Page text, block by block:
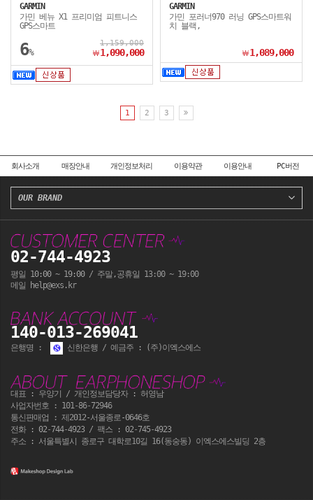
GARMIN
가민 베뉴 X1 프리미엄 피트니스
GPS스마트
6%
1,159,000
￦1,090,000
GARMIN
가민 포러너970 러닝 GPS스마트워
치 블랙,
￦1,089,000
1 2 3
회사소개 매장안내 개인정보처리 이용약관 이용안내 PC버전
OUR BRAND
02-744-4923
평일 10:00 ~ 19:00 / 주말,공휴일 13:00 ~ 19:00
메일 help@exs.kr
140-013-269041
은행명 : 신한은행 / 예금주 : (주)이엑스에스
대표 : 우양기 / 개인정보담당자 : 허영남
사업자번호 : 101-86-72946
통신판매업 : 제2012-서울종로-0646호
전화 :02-744-4923/ 팩스 : 02-745-4923
주소 : 서울특별시 종로구 대학로10길 16(동숭동) 이엑스에스빌딩 2층